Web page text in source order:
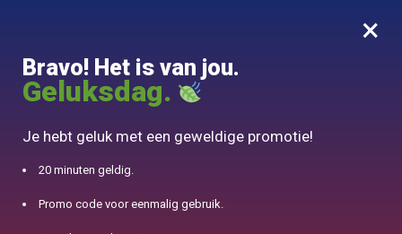
0
10% aangeboden voor 50€ aankopen met DJINN-code10
×
Bravo! Het is van jou.
Geluksdag.
Je hebt geluk met een geweldige promotie!
20 minuten geldig.
Promo code voor eenmalig gebruik.